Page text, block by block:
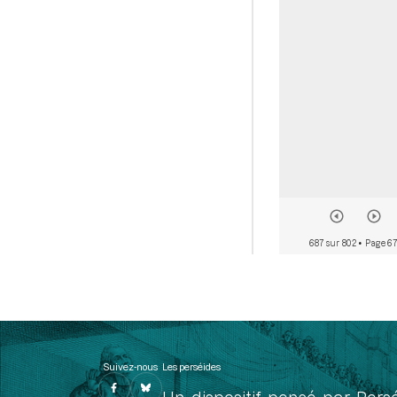
687 sur 802• Page
Suivez-nous Les perséides